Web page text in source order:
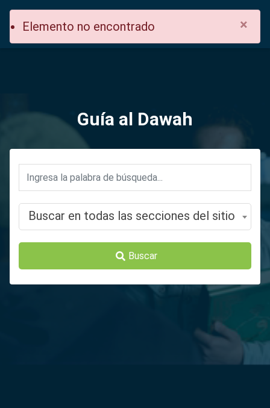
Elemento no encontrado ×
Guía al Dawah
Buscar en todas las secciones del sitio
Buscar